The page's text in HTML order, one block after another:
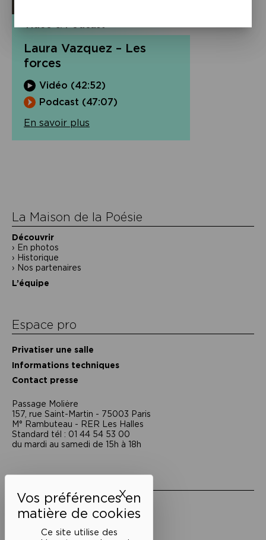
Ce site utilise des
XMasquer le bandeau des
Laura Vazquez – Les
forces
Vidéo (42:52)
Podcast (47:07)
En savoir plus
La Maison de la Poésie
Découvrir
En photos
Historique
Nos partenaires
L’équipe
Espace pro
Privatiser une salle
Informations techniques
Contact presse
Passage Moliėre
157, rue Saint-Martin - 75003 Paris
M° Rambuteau - RER Les Halles
Standard tél : 01 44 54 53 00
du mardi au samedi de 15h à 18h
Mentions légales
Politique de confidentialité
Conditions générales de vente